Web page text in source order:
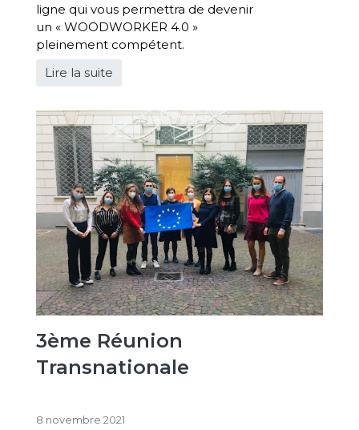
ligne qui vous permettra de devenir
un « WOODWORKER 4.0 »
pleinement compétent.
Lire la suite
3ème Réunion
Transnationale
8 novembre 2021